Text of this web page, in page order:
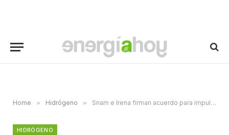
Home » Hidrógeno » Snam e Irena firman acuerdo para impulsar hidrógeno verde en el mundo
HIDRÓGENO